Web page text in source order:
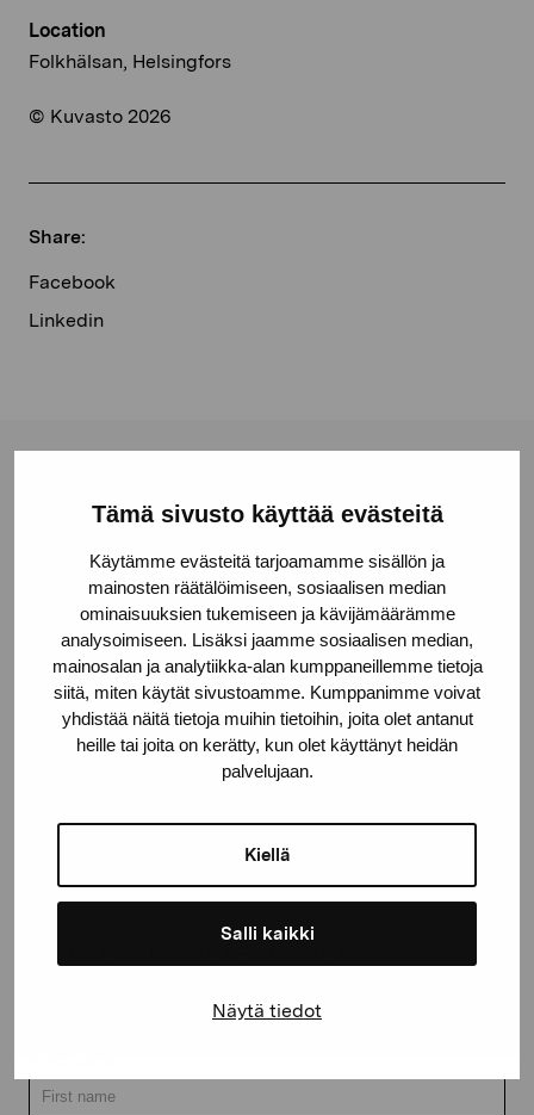
Tämä sivusto käyttää evästeitä
Käytämme evästeitä tarjoamamme sisällön ja
mainosten räätälöimiseen, sosiaalisen median
ominaisuuksien tukemiseen ja kävijämäärämme
analysoimiseen. Lisäksi jaamme sosiaalisen median,
mainosalan ja analytiikka-alan kumppaneillemme tietoja
siitä, miten käytät sivustoamme. Kumppanimme voivat
yhdistää näitä tietoja muihin tietoihin, joita olet antanut
heille tai joita on kerätty, kun olet käyttänyt heidän
palvelujaan.
Kiellä
Salli kaikki
Näytä tiedot
Location
Folkhälsan, Helsingfors
© Kuvasto 2026
Share:
Facebook
Linkedin
Gustav Wasas gata 11
10600 Ekenäs
proartibus@proartibus.fi
+358 (0)50 371 6339
Stay up-to-date on our